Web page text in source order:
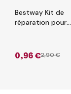
Bestway Kit de
réparation pour
0,96 €2,90 €